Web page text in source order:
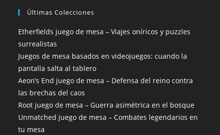
Últimas Colecciones
Etherfields juego de mesa – Viajes oníricos y puzzles
surrealistas
Juegos de mesa basados en videojuegos: cuando la
pantalla salta al tablero
Aeon’s End juego de mesa – Defensa del reino contra
las brechas del caos
Root juego de mesa – Guerra asimétrica en el bosque
Unmatched juego de mesa – Combates legendarios en
tu mesa